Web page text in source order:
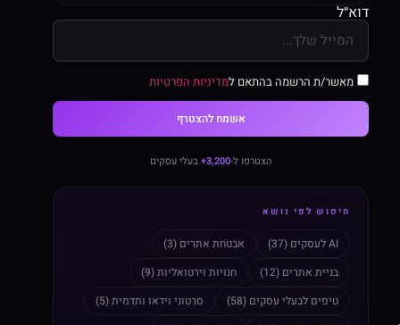
דוא״ל
מאשר/ת הרשמה בהתאם למדיניות הפרטיות
אשמח להצטרף
הצטרפו ל-3,200+ בעלי עסקים
חיפוש לפי נושא
AI לעסקים (37)
אבטחת אתרים (3)
בניית אתרים (12)
חנויות וירטואליות (9)
טיפים לבעלי עסקים (58)
סרטוני וידאו ותדמית (5)